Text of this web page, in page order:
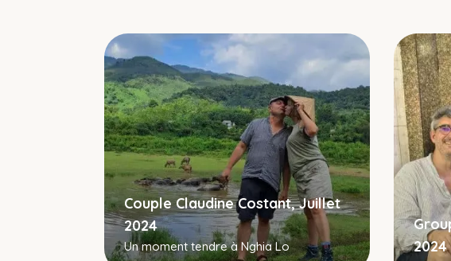
Couple Claudine Costant, Juillet
2024
Un moment tendre à Nghia Lo
2024